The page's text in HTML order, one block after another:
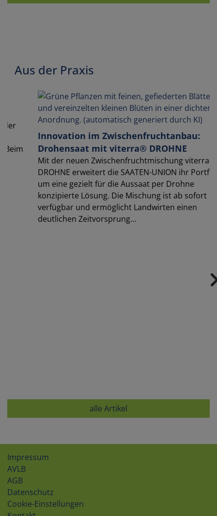
Aus der Praxis
Durum Anbau - Chancen und
im Fokus
Die Aussaat des Durum für die Ernte 2026
Die Marktsituation bleibt weiter stark, die
nach Hartweizen robust und – im Vergleich zu
schwächelnden Kulturen wie Zuckerrüben –
gewinnen Durum-Sorten zunehmend an
in vielen …
alle Artikel
Impressum
AVLB
AGB
Datenschutz
Cookie-Einstellungen